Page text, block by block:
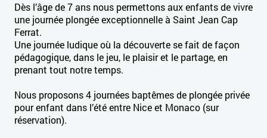
Dès l’âge de 7 ans nous permettons aux enfants de vivre
une journée plongée exceptionnelle à Saint Jean Cap
Ferrat.
Une journée ludique où la découverte se fait de façon
pédagogique, dans le jeu, le plaisir et le partage, en
prenant tout notre temps.
Nous proposons 4 journées baptêmes de plongée privée
pour enfant dans l’été entre Nice et Monaco (sur
réservation).